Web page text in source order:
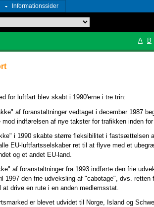
Informationssider
A B
for luftfart blev skabt i 1990'erne i tre trin:
af foranstaltninger vedtaget i december 1987
mod indførelsen af nye takster for trafikken inden
i 1990 skabte større fleksibilitet i fastsættelsen
EU-luftfartsselskaber ret til at flyve med et
og et andet EU-land.
af foranstaltninger fra 1993 indførte den frie
1997 den frie udveksling af "cabotage", dvs.
at drive en rute i en anden medlemsstat.
er blevet udvidet til Norge, Island og